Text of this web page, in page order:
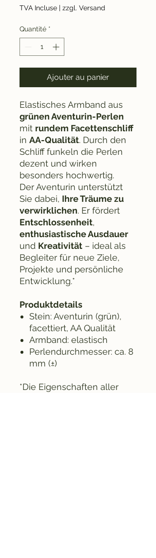
TVA Incluse | zzgl. Versand
Quantité *
Ajouter au panier
Elastisches Armband aus
grünen Aventurin-Perlen
mit rundem Facettenschliff
in AA-Qualität. Durch den
Schliff funkeln die Perlen
dezent und wirken
besonders hochwertig.
Der Aventurin unterstützt
Sie dabei, Ihre Träume zu
verwirklichen. Er fördert
Entschlossenheit,
enthusiastische Ausdauer
und Kreativität – ideal als
Begleiter für neue Ziele,
Projekte und persönliche
Entwicklung.*
Produktdetails
Stein: Aventurin (grün),
facettiert, AA Qualität
Armband: elastisch
Perlendurchmesser: ca. 8
mm (±)
*Die Eigenschaften aller